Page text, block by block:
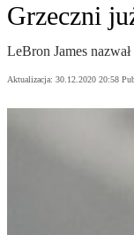
Grzeczni
LeBron James
Aktualizacja: 30.12.2020 20:58